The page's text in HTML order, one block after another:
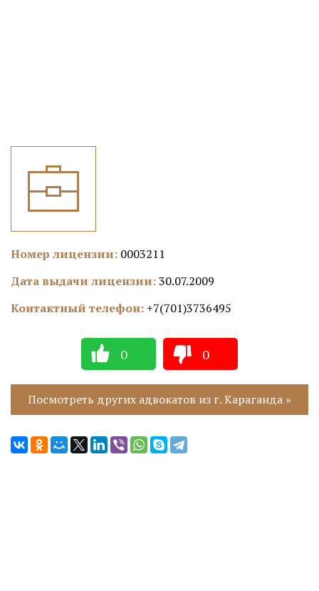
Номер лицензии: 0003211
Дата выдачи лицензии:30.07.2009
Контактный телефон: +7(701)3736495
0 0
Посмотреть других адвокатов из г. Караганда »